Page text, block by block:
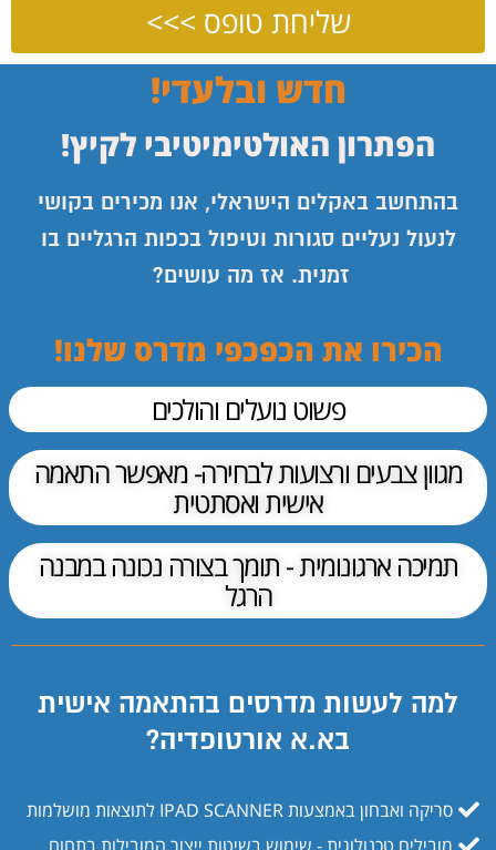
שליחת טופס >>>
חדש ובלעדי!
הפתרון האולטימיטיבי לקיץ!
בהתחשב באקלים הישראלי, אנו מכירים בקושי
לנעול נעליים סגורות וטיפול בכפות הרגליים בו
זמנית. אז מה עושים?
הכירו את הכפכפי מדרס שלנו!
פשוט נועלים והולכים
מגוון צבעים ורצועות לבחירה- מאפשר התאמה
אישית ואסתטית
תמיכה ארגונומית - תומך בצורה נכונה במבנה
הרגל
למה לעשות מדרסים בהתאמה אישית
בא.א אורטופדיה?
סריקה ואבחון באמצעות IPAD SCANNER לתוצאות מושלמות